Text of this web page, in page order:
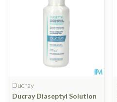
Ducray
Ducray Diaseptyl Solution